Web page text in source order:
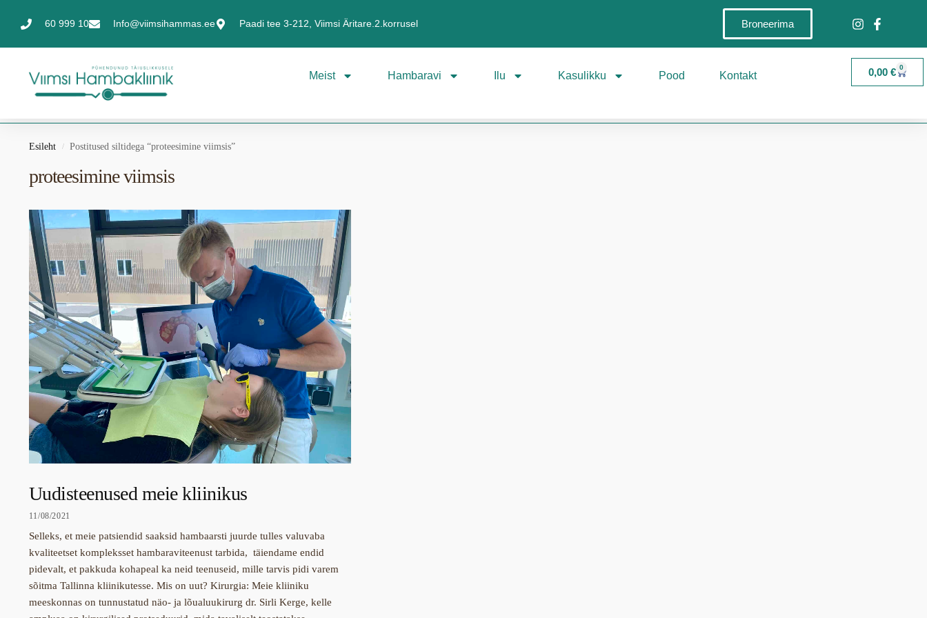
60 999 10 Info@viimsihammas.ee Paadi tee 3-212, Viimsi Äritare.2.korrusel Broneerima
Meist Hambaravi Ilu Kasulikku Pood Kontakt 0,00€ 0
Esileht / Postitused siltidega “proteesimine viimsis”
proteesimine viimsis
Uudisteenused meie kliinikus
11/08/2021
Selleks, et meie patsiendid saaksid hambaarsti juurde tulles valuvaba
kvaliteetset kompleksset hambaraviteenust tarbida, täiendame endid
pidevalt, et pakkuda kohapeal ka neid teenuseid, mille tarvis pidi varem
sõitma Tallinna kliinikutesse. Mis on uut? Kirurgia: Meie kliiniku
meeskonnas on tunnustatud näo- ja lõualuukirurg dr. Sirli Kerge, kelle